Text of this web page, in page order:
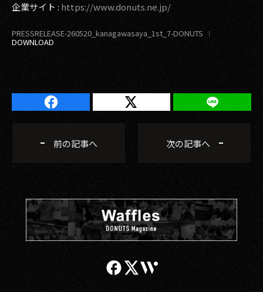
企業サイト : https://www.donuts.ne.jp/
PRESSRELEASE-260520_kanagawasaya_1st_7-DONUTS
前の記事へ 次の記事へ